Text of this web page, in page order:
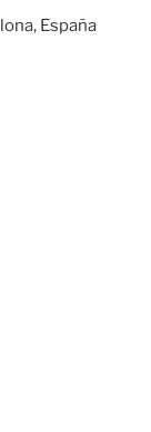
España